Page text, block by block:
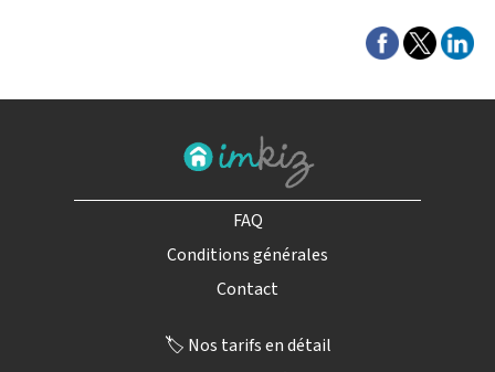
FAQ
Conditions générales
Contact
🏷️ Nos tarifs en détail